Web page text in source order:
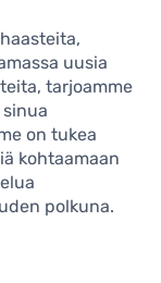
uusia
tarjoamme
on tukea
kohtaamaan
polkuna.